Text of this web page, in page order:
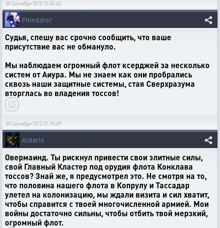
30 Сентября 2012 15:54:43
Finedator
Судья, спешу вас срочно сообщить, что ваше
присутствие вас не обмануло.
Мы наблюдаем огромный флот ксерджей за несколько
систем от Аиура. Мы не знаем как они пробрались
сквозь наши защитные системы, стая Сверхразума
вторглась во владения тоссов!
30 Сентября 2012 21:15:49
Aldaris
Овермаинд. Ты рискнул привести свои элитные силы,
свой Главный Кластер под орудия флота Конклава
тоссов? Знай же, я предусмотрел это. Не смотря на то,
что половина нашего флота в Копрулу и Тассадар
улетел на колонизацию, мы ждали визита и сил хватит,
чтобы справится с твоей многочисленной армией. Мои
войны достаточно сильны, чтобы отбить твой мерзкий,
огромный флот.